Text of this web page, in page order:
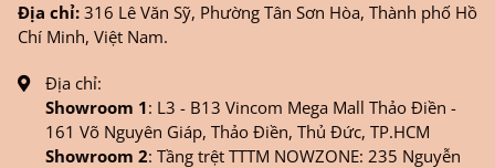
Địa chỉ: 316 Lê Văn Sỹ, Phường Tân Sơn Hòa, Thành phố Hồ
Chí Minh, Việt Nam.
Địa chỉ:
Showroom 1: L3 - B13 Vincom Mega Mall Thảo Điền -
161 Võ Nguyên Giáp, Thảo Điền, Thủ Đức, TP.HCM
Showroom 2: Tầng trệt TTTM NOWZONE: 235 Nguyễn